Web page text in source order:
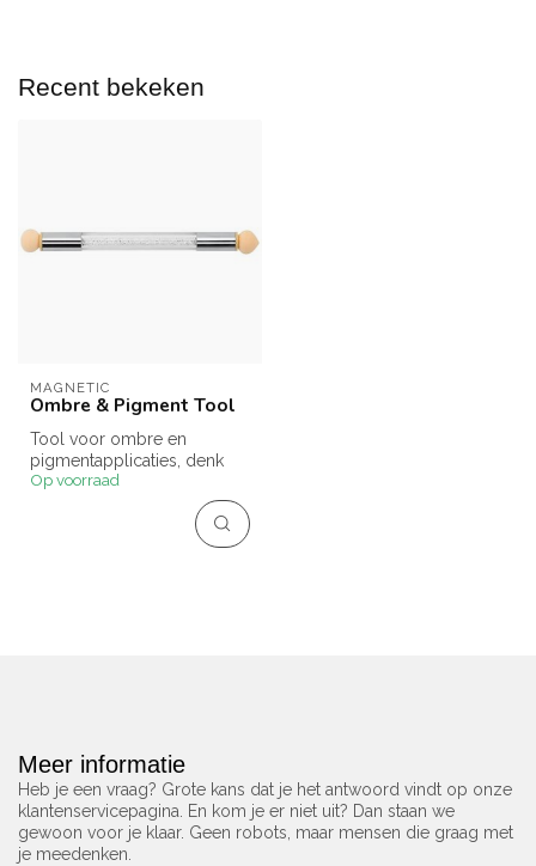
Recent bekeken
MAGNETIC
Ombre & Pigment Tool
Tool voor ombre en
pigmentapplicaties, denk
aan babybook en
Op voorraad
Meer informatie
Heb je een vraag? Grote kans dat je het antwoord vindt op onze
klantenservicepagina. En kom je er niet uit? Dan staan we
gewoon voor je klaar. Geen robots, maar mensen die graag met
je meedenken.